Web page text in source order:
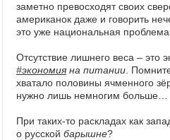
заметно превосходят своих
американок даже и говорить
это уже национальная проблема.
Отсутствие лишнего веса – это
#экономия на питании .
хватало половины ячменного
нужно лишь немногим больше…
При таких-то раскладах как
о русской барышне?